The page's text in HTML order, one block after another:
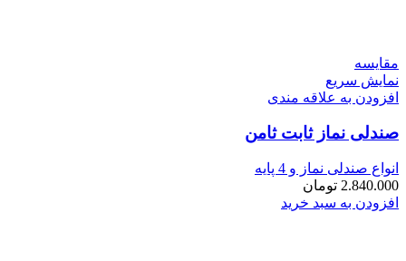
مقايسه
نمایش سریع
افزودن به علاقه مندی
صندلی نماز ثابت ثامن
انواع صندلی نماز و 4 پایه
2.840.000 تومان
افزودن به سبد خرید